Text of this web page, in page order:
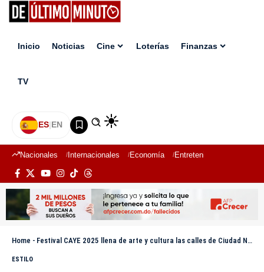
Inicio Noticias Cine Loterías Finanzas
TV
ES|EN
Nacionales Internacionales Economía Entretenimiento
Home - Festival CAYE 2025 llena de arte y cultura las calles de Ciudad Nueva
ESTILO